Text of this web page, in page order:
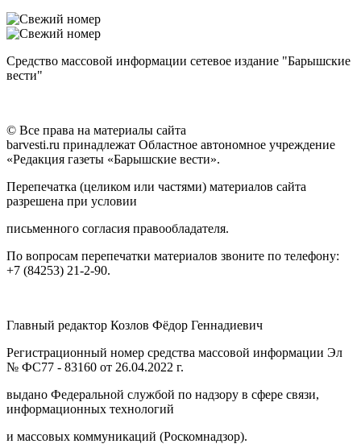
Средство массовой информации сетевое издание "Барышские
вести"
© Все права на материалы сайта
barvesti.ru принадлежат Областное автономное учреждение
«Редакция газеты «Барышские вести».
Перепечатка (целиком или частями) материалов сайта
разрешена при условии
письменного согласия правообладателя.
По вопросам перепечатки материалов звоните по телефону:
+7 (84253) 21-2-90.
Главный редактор Козлов Фёдор Геннадиевич
Регистрационный номер средства массовой информации Эл
№ ФС77 - 83160 от 26.04.2022 г.
выдано Федеральной службой по надзору в сфере связи,
информационных технологий
и массовых коммуникаций (Роскомнадзор).